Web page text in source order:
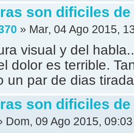
son dificiles
» Mar, 04 Ago 2015,
visual y del
dolor es terrible.
un par de dias
son dificiles
Dom, 09 Ago 2015, 09:03